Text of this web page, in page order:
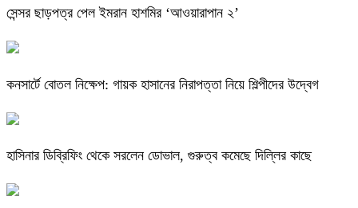
সেন্সর ছাড়পত্র পেল ইমরান হাশমির ‘আওয়ারাপান ২’
কনসার্টে বোতল নিক্ষেপ: গায়ক হাসানের নিরাপত্তা নিয়ে শিল্পীদের উদ্বেগ
হাসিনার ডিব্রিফিং থেকে সরলেন ডোভাল, গুরুত্ব কমেছে দিল্লির কাছে